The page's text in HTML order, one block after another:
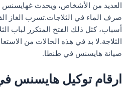
العديد من الأشخاص، ويحدث
صرف الماء في الثلاجات.تسرب الغاز
أسباب، كثل ذلك الفتح المتكرر لباب
الثلاجة.لا بد في هذه الحالات من
صيانة هايسنس في طنطا.
ارقام توكيل هايسنس